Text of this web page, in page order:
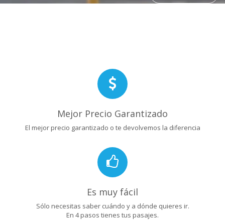
Mejor Precio Garantizado
El mejor precio garantizado o te devolvemos la diferencia
Es muy fácil
Sólo necesitas saber cuándo y a dónde quieres ir.
En 4 pasos tienes tus pasajes.